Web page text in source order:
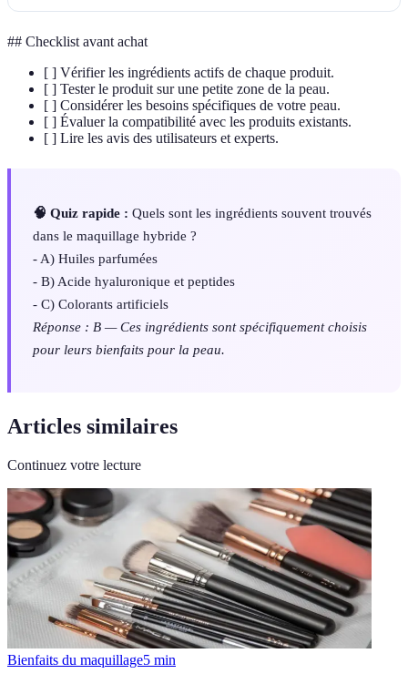
## Checklist avant achat
[ ] Vérifier les ingrédients actifs de chaque produit.
[ ] Tester le produit sur une petite zone de la peau.
[ ] Considérer les besoins spécifiques de votre peau.
[ ] Évaluer la compatibilité avec les produits existants.
[ ] Lire les avis des utilisateurs et experts.
🧠 Quiz rapide : Quels sont les ingrédients souvent trouvés
dans le maquillage hybride ?
- A) Huiles parfumées
- B) Acide hyaluronique et peptides
- C) Colorants artificiels
Réponse : B — Ces ingrédients sont spécifiquement choisis
pour leurs bienfaits pour la peau.
Articles similaires
Continuez votre lecture
Bienfaits du maquillage5 min